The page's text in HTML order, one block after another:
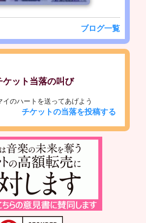
ブログ一覧
ケット当落の叫び
のハートを送ってあげよう
チケットの当落を投稿する